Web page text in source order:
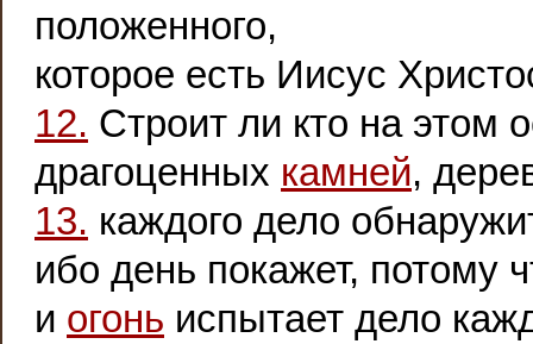
положенного,
которое есть Иисус
12. Строит ли кто на этом
драгоценных камней,
13. каждого дело
ибо день покажет, потому
и огонь испытает дело